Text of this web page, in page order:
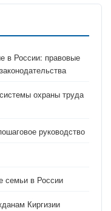
в России: правовые
охраны труда
руководство
семьи в России
Киргизии